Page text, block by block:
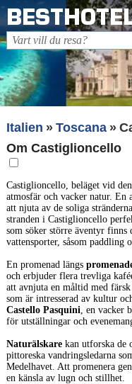
Italien Toscana
Om Castiglioncello
Castiglioncello, beläget vid
atmosfär och vacker natur. En
att njuta av de soliga
stranden i Castiglioncello
som söker större äventyr
vattensporter, såsom paddling
En promenad längs
och erbjuder flera trevliga
att avnjuta en måltid med
som är intresserad av kultur
Castello Pasquini, en vacker
för utställningar och
Naturälskarekan utforska de
pittoreska vandringsledarna
Medelhavet. Att promenera
en känsla av lugn och stillhet.